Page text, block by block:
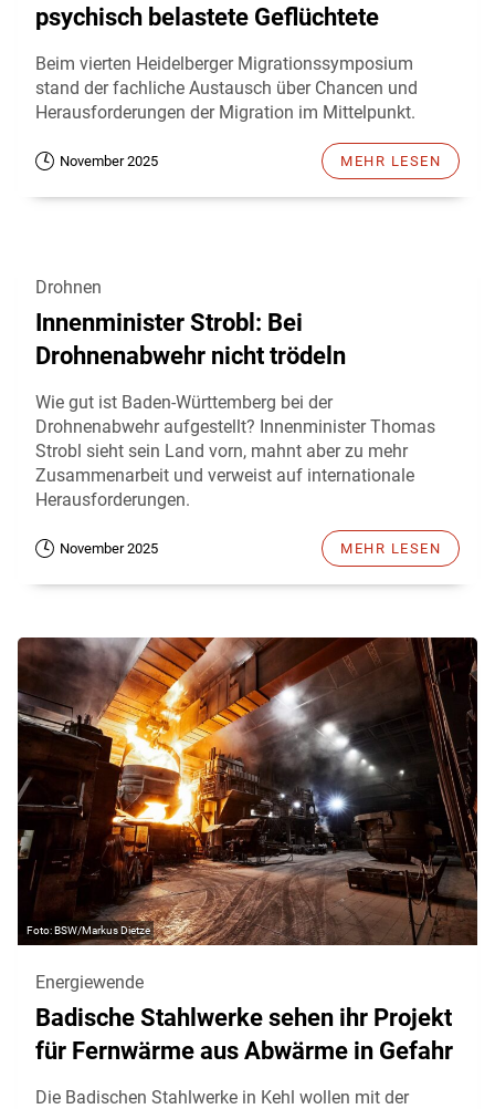
psychisch belastete Geflüchtete
Beim vierten Heidelberger Migrationssymposium
stand der fachliche Austausch über Chancen und
Herausforderungen der Migration im Mittelpunkt.
November 2025 MEHR LESEN
Drohnen
Innenminister Strobl: Bei
Drohnenabwehr nicht trödeln
Wie gut ist Baden-Württemberg bei der
Drohnenabwehr aufgestellt? Innenminister Thomas
Strobl sieht sein Land vorn, mahnt aber zu mehr
Zusammenarbeit und verweist auf internationale
Herausforderungen.
November 2025 MEHR LESEN
BSW/Markus Dietze
Energiewende
Badische Stahlwerke sehen ihr Projekt
für Fernwärme aus Abwärme in Gefahr
Die Badischen Stahlwerke in Kehl wollen mit der